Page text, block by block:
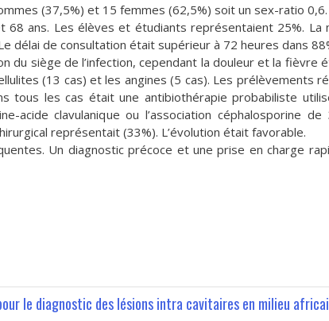
(37,5%) et 15 femmes (62,5%) soit un sex-ratio 0,6.
ans. Les élèves et étudiants représentaient 25%. La
délai de consultation était supérieur à 72 heures dans
du siège de l’infection, cependant la douleur et la fièvre
(13 cas) et les angines (5 cas). Les prélèvements
tous les cas était une antibiothérapie probabiliste
acide clavulanique ou l’association céphalosporine de
représentait (33%). L’évolution était favorable.
Un diagnostic précoce et une prise en charge
le diagnostic des lésions intra cavitaires en milieu